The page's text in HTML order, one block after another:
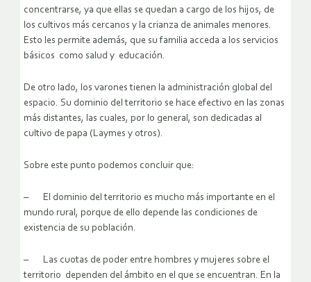
concentrarse, ya que ellas se quedan a cargo de los hijos, de
los cultivos más cercanos y la crianza de animales menores.
Esto les permite además, que su familia acceda a los servicios
básicos como salud y educación.
De otro lado, los varones tienen la administración global del
espacio. Su dominio del territorio se hace efectivo en las zonas
más distantes, las cuales, por lo general, son dedicadas al
cultivo de papa (Laymes y otros).
Sobre este punto podemos concluir que:
– El dominio del territorio es mucho más importante en el
mundo rural, porque de ello depende las condiciones de
existencia de su población.
– Las cuotas de poder entre hombres y mujeres sobre el
territorio dependen del ámbito en el que se encuentran. En la